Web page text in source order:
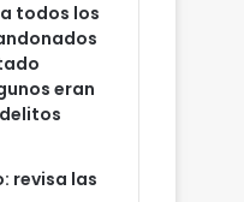
todos los
eran
revisa las